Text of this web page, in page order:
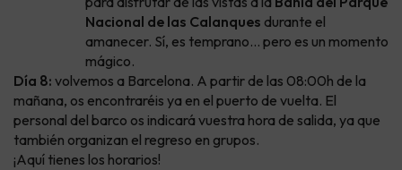
Nacional de las Calanques durante el
amanecer. Sí, es temprano... pero es un momento
mágico.
Día 8: volvemos a Barcelona. A partir de las 08:00h de la
mañana, os encontraréis ya en el puerto de vuelta. El
personal del barco os indicará vuestra hora de salida, ya que
también organizan el regreso en grupos.
¡Aquí tienes los horarios!